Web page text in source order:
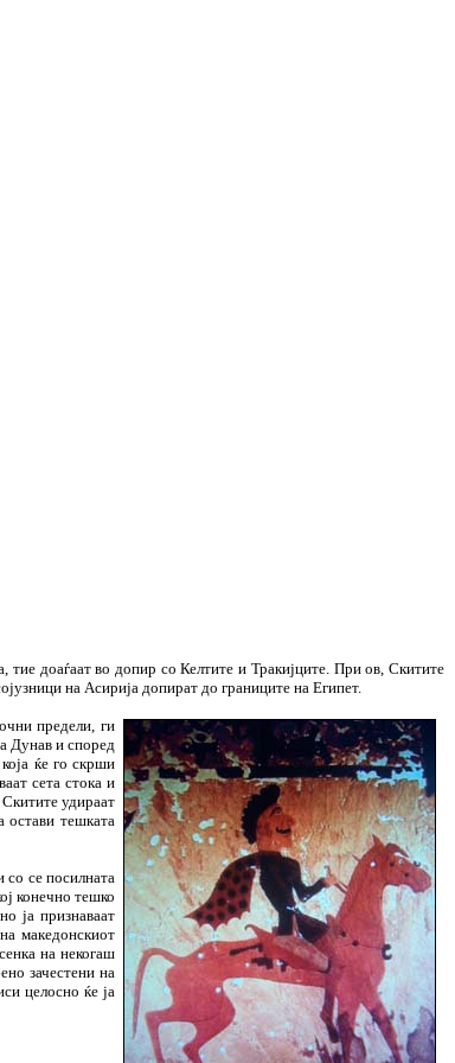
доаѓаат во допир со Келтите и Тракијците. При ов, Скитите
на Асирија допират до границите на Египет.
предели, ги
Дунав и според
ќе го скрши
сета стока и
удираат
остави тешката
со се посилната
конечно тешко
ја признаваат
македонскиот
на некогаш
зачестени на
целосно ќе ја